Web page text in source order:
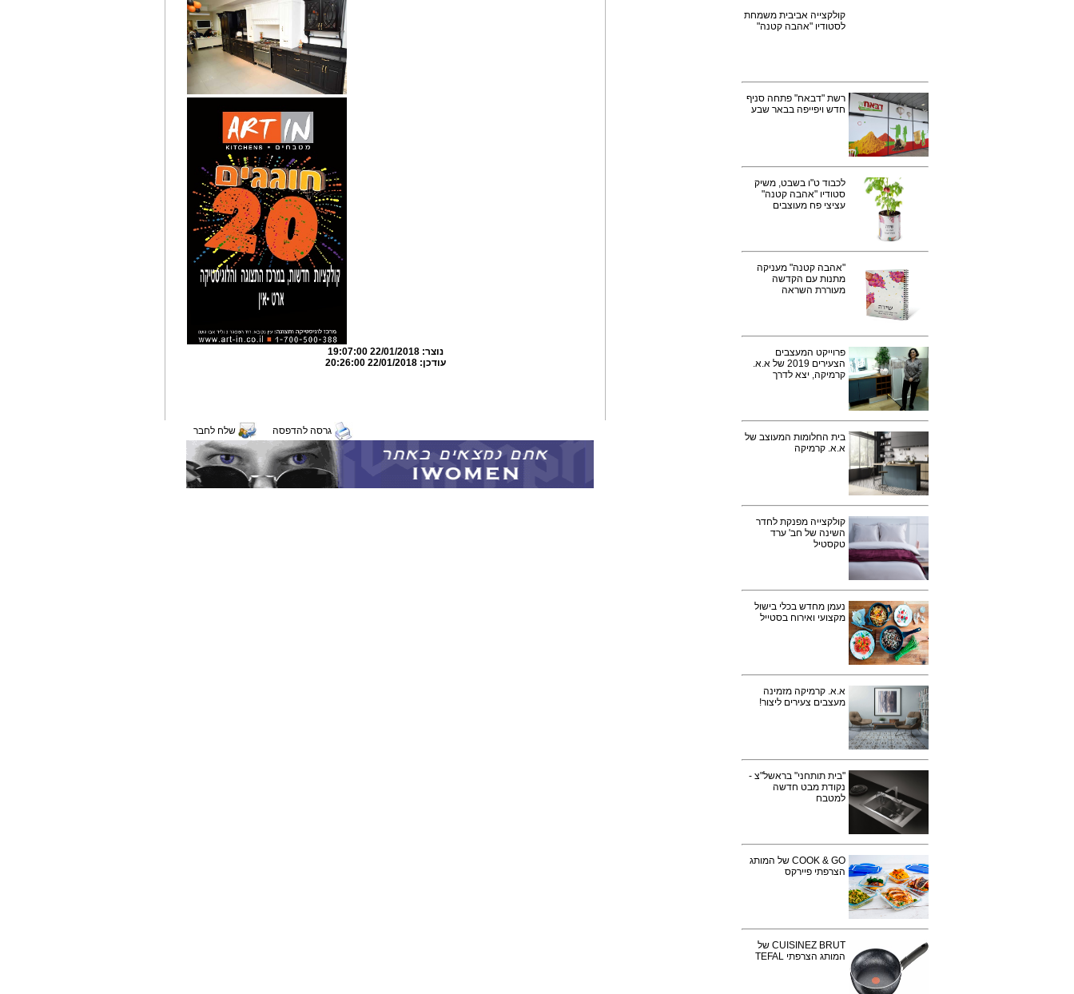
קולקצייה אביבית משמחת
לסטודיו "אהבה קטנה"
רשת "דבאח" פתחה סניף
חדש ויפייפה בבאר שבע
לכבוד ט"ו בשבט, משיק
סטודיו "אהבה קטנה"
עציצי פח מעוצבים
"אהבה קטנה" מעניקה
מתנות עם הקדשה
מעוררת השראה
פרוייקט המעצבים
הצעירים 2019 של א.א.
קרמיקה, יצא לדרך
בית החלומות המעוצב של
א.א. קרמיקה
קולקצייה מפנקת לחדר
השינה של חב' ערד
טקסטיל
נעמן מחדש בכלי בישול
מקצועי ואירוח בסטייל
א.א. קרמיקה מזמינה
מעצבים צעירים ליצור!
"בית תותחני" בראשל"צ -
נקודת מבט חדשה
למטבח
COOK & GO של המותג
הצרפתי פיירקס
CUISINEZ BRUT של
המותג הצרפתי TEFAL
נוצר:22/01/2018 19:07:00
עודכן:22/01/2018 20:26:00
גרסה להדפסה שלח לחבר